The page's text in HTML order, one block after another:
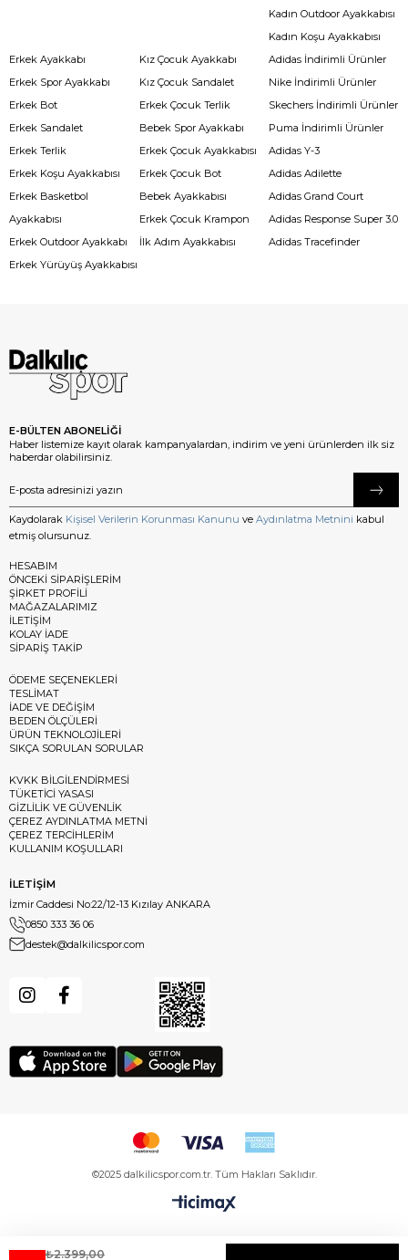
Kadın Outdoor Ayakkabısı
Kadın Koşu Ayakkabısı
Erkek Ayakkabı
Erkek Spor Ayakkabı
Erkek Bot
Erkek Sandalet
Erkek Terlik
Erkek Koşu Ayakkabısı
Erkek Basketbol
Ayakkabısı
Erkek Outdoor Ayakkabı
Erkek Yürüyüş Ayakkabısı
Kız Çocuk Ayakkabı
Kız Çocuk Sandalet
Erkek Çocuk Terlik
Bebek Spor Ayakkabı
Erkek Çocuk Ayakkabısı
Erkek Çocuk Bot
Bebek Ayakkabısı
Erkek Çocuk Krampon
İlk Adım Ayakkabısı
Adidas İndirimli Ürünler
Nike İndirimli Ürünler
Skechers İndirimli Ürünler
Puma İndirimli Ürünler
Adidas Y-3
Adidas Adilette
Adidas Grand Court
Adidas Response Super 3.0
Adidas Tracefinder
E-BÜLTEN ABONELİĞİ
Haber listemize kayıt olarak kampanyalardan, indirim ve yeni ürünlerden ilk siz
haberdar olabilirsiniz.
Kaydolarak Kişisel Verilerin Korunması Kanunu ve Aydınlatma Metnini kabul
etmiş olursunuz.
HESABIM
ÖNCEKİ SİPARİŞLERİM
ŞİRKET PROFİLİ
MAĞAZALARIMIZ
İLETİŞİM
KOLAY İADE
SİPARİŞ TAKİP
ÖDEME SEÇENEKLERİ
TESLİMAT
İADE VE DEĞİŞİM
BEDEN ÖLÇÜLERİ
ÜRÜN TEKNOLOJİLERİ
SIKÇA SORULAN SORULAR
KVKK BİLGİLENDİRMESİ
TÜKETİCİ YASASI
GİZLİLİK VE GÜVENLİK
ÇEREZ AYDINLATMA METNİ
ÇEREZ TERCİHLERİM
KULLANIM KOŞULLARI
İLETİŞİM
İzmir Caddesi No:22/12-13 Kızılay ANKARA
0850 333 36 06
destek@dalkilicspor.com
©2025 dalkilicspor.com.tr. Tüm Hakları Saklıdır.
₺2.399,00